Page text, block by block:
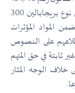
فقضاة المجلس ذهبوا بأن ثلاث كبسولات من نوع بريجابالين 300
المواد المؤثرات
على النصوص
ثابتة في حق المتهم
الوجه المثار